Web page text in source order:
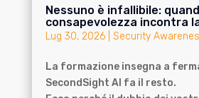
Nessuno è infallibile:
consapevolezza incontra
Lug 30, 2026| Security
La formazione insegna a
SecondSight AI fa il resto.